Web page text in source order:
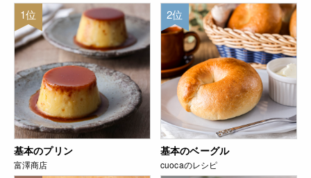
1位
基本のプリン
富澤商店
2位
基本のベーグル
cuocaのレシピ